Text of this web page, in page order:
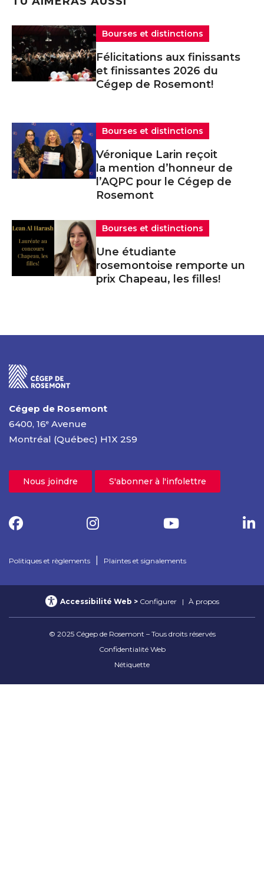
Bourses et distinctions
Félicitations aux finissants
et finissantes 2026 du
Cégep de Rosemont!
Bourses et distinctions
Véronique Larin reçoit
la mention d’honneur de
l’AQPC pour le Cégep de
Rosemont
Bourses et distinctions
Une étudiante
rosemontoise remporte un
prix Chapeau, les filles!
Cégep de Rosemont
6400, 16e Avenue
Montréal (Québec) H1X 2S9
Nous joindre S'abonner à l'infolettre
Politiques et règlements Plaintes et signalements
© 2025 Cégep de Rosemont – Tous droits réservés
Confidentialité Web
Nétiquette
Accessibilité Web Configurer À propos